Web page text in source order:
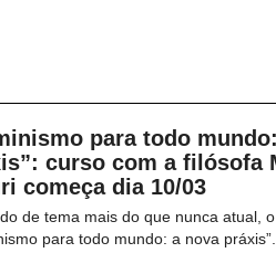
para todo
curso com a filósofa
começa dia 10/03
de tema mais do que nunca atual,
para todo mundo: a nova práxis”...